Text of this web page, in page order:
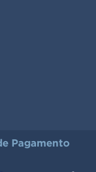
Pagamento